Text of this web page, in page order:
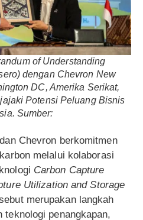
of Understanding
dengan Chevron New
DC, Amerika Serikat,
Potensi Peluang Bisnis
. Sumber:
Chevron berkomitmen
melalui kolaborasi
Carbon Capture
Utilization and Storage
merupakan langkah
teknologi penangkapan,